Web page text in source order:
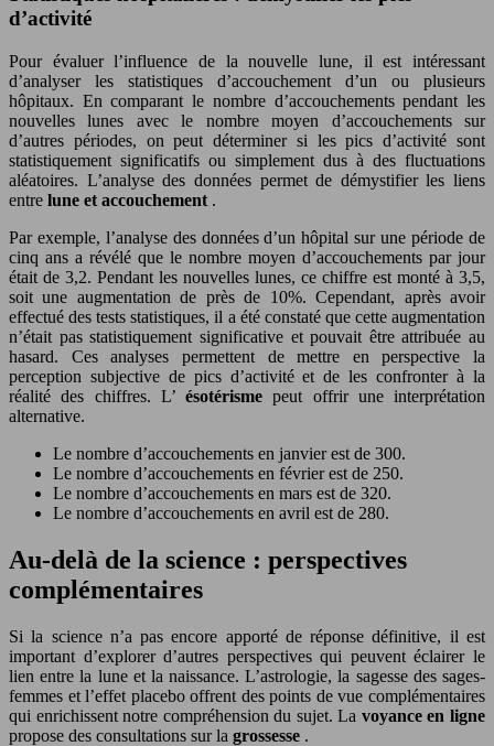
d’activité
Pour évaluer l’influence de la nouvelle lune, il est intéressant
d’analyser les statistiques d’accouchement d’un ou plusieurs
hôpitaux. En comparant le nombre d’accouchements pendant les
nouvelles lunes avec le nombre moyen d’accouchements sur
d’autres périodes, on peut déterminer si les pics d’activité sont
statistiquement significatifs ou simplement dus à des fluctuations
aléatoires. L’analyse des données permet de démystifier les liens
entre lune et accouchement .
Par exemple, l’analyse des données d’un hôpital sur une période de
cinq ans a révélé que le nombre moyen d’accouchements par jour
était de 3,2. Pendant les nouvelles lunes, ce chiffre est monté à 3,5,
soit une augmentation de près de 10%. Cependant, après avoir
effectué des tests statistiques, il a été constaté que cette augmentation
n’était pas statistiquement significative et pouvait être attribuée au
hasard. Ces analyses permettent de mettre en perspective la
perception subjective de pics d’activité et de les confronter à la
réalité des chiffres. L’ ésotérismepeut offrir une interprétation
alternative.
Le nombre d’accouchements en janvier est de 300.
Le nombre d’accouchements en février est de 250.
Le nombre d’accouchements en mars est de 320.
Le nombre d’accouchements en avril est de 280.
Au-delà de la science : perspectives
complémentaires
Si la science n’a pas encore apporté de réponse définitive, il est
important d’explorer d’autres perspectives qui peuvent éclairer le
lien entre la lune et la naissance. L’astrologie, la sagesse des sages-
femmes et l’effet placebo offrent des points de vue complémentaires
qui enrichissent notre compréhension du sujet. La voyance en ligne
propose des consultations sur la grossesse .